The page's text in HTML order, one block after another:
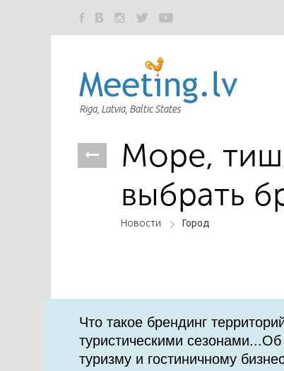
Riga, Latvia, Baltic States
Море,
выбрать
Новости Город
Что такое брендинг
туристическими
туризму и гостиничному